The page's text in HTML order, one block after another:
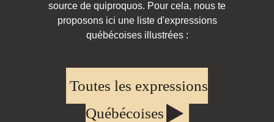
source de quiproquos. Pour cela, nous te
proposons ici une liste d'expressions
québécoises illustrées :
Toutes les expressions
Québécoises